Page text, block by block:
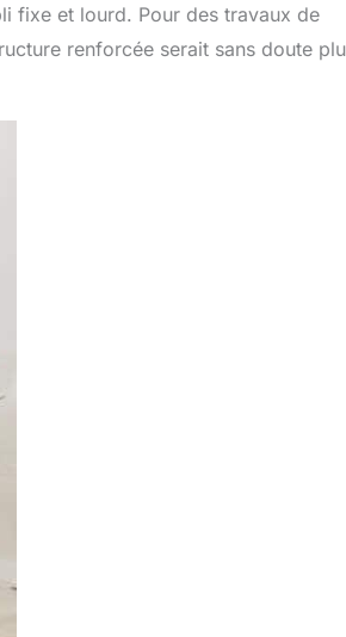
fixe et lourd. Pour des travaux de
renforcée serait sans doute